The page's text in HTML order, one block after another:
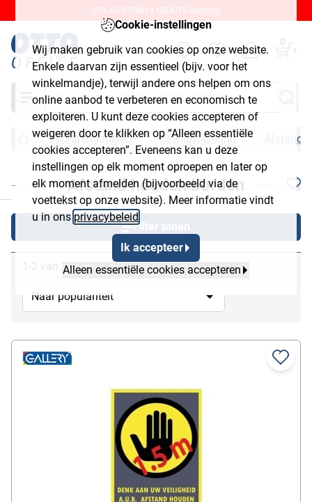
Cookie-instellingen
Wij maken gebruik van cookies op onze website.
Enkele daarvan zijn essentieel (bijv. voor het
winkelmandje), terwijl andere ons helpen om ons
online aanbod te verbeteren en economisch te
exploiteren. U kunt deze cookies accepteren of
weigeren door te klikken op “Alleen essentiële
cookies accepteren”. Eveneens kan u deze
instellingen op elk moment oproepen en later op
elk moment afmelden (bijvoorbeeld via de
voettekst op onze website). Meer informatie vindt
u in ons privacybeleid
Ik accepteer
Alleen essentiële cookies accepteren
20% KORTING + GRATIS levering.
0
Zoeken
Bedrijfsmiddelen Bewegwijzering Afstand
Afstand houden borden
Filter tonen
1-2 van 2